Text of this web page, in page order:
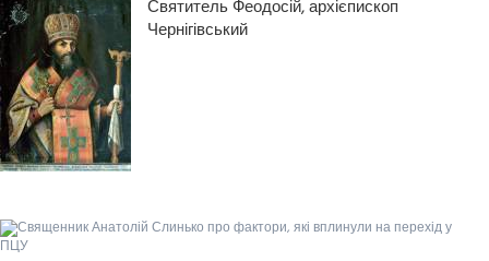
Святитель Феодосій, архієпископ
Чернігівський